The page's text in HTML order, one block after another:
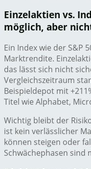
Einzelaktien vs.
möglich, aber
Ein Index wie der S&P
Marktrendite.
das lässt sich nicht
Vergleichszeitraum
Beispieldepot mit
Titel wie Alphabet,
Wichtig bleibt der
ist kein verlässlicher
können steigen oder
Schwächephasen sind